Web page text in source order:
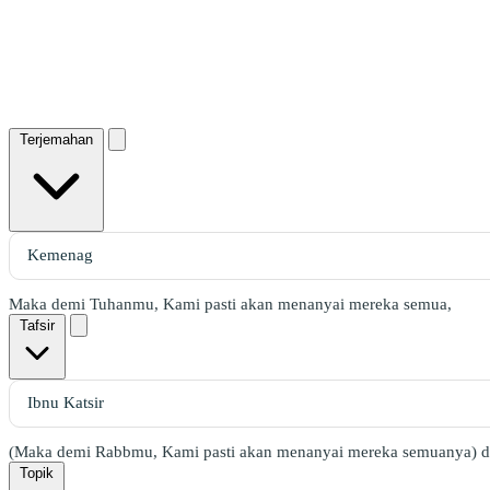
Terjemahan
Maka demi Tuhanmu, Kami pasti akan menanyai mereka semua,
Tafsir
(Maka demi Rabbmu, Kami pasti akan menanyai mereka semuanya)
Topik